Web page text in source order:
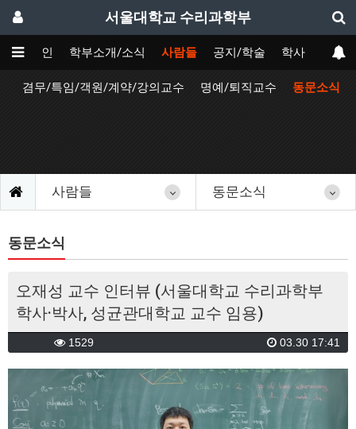
서울대학교 수리과학부
메인 학부소개/소식 사람들 공지/학술 학사
겸무/특임/객원/계약/강의교수 명예/퇴직교수 동문소식
사람들 동문소식
동문소식
오재성 교수 인터뷰 (서울대학교 수리과학부
학사·박사, 성균관대학교 교수 임용)
1529 03.30 17:41